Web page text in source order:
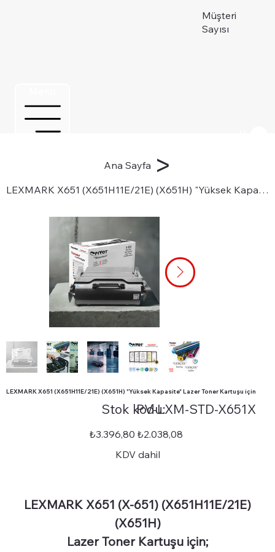
Müşteri
Sayısı
Ana Sayfa >
LEXMARK X651 (X651H11E/21E) (X651H) "Yüksek Kapasite" Lazer Toner Kartuşu için
LEXMARK X651 (X651H11E/21E) (X651H) "Yüksek Kapasite" Lazer Toner Kartuşu için
Stok kodu:
kodu:
STD-
X651X
PV-LXM-STD-X651X
Orijinal
fiyat
₺3.396,80 İndirimli
fiyat
₺2.038,08
KDV dahil
LEXMARK X651 (X-651) (X651H11E/21E)
(X651H)
Lazer Toner Kartuşu için;